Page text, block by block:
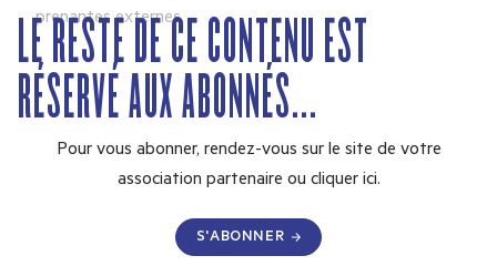
prenantes externes.
LE RESTE DE CE CONTENU EST
RÉSERVÉ AUX ABONNÉS...
Pour vous abonner, rendez-vous sur le site de votre
association partenaire ou cliquer ici.
S'ABONNER